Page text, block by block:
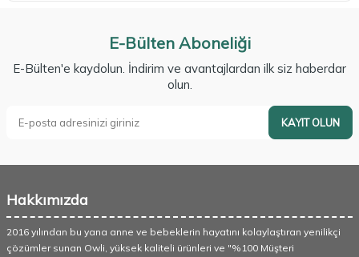
E-Bülten Aboneliği
E-Bülten'e kaydolun. İndirim ve avantajlardan ilk siz haberdar
olun.
KAYIT OLUN
Hakkımızda
2016 yılından bu yana anne ve bebeklerin hayatını kolaylaştıran yenilikçi
çözümler sunan Owli, yüksek kaliteli ürünleri ve "%100 Müşteri